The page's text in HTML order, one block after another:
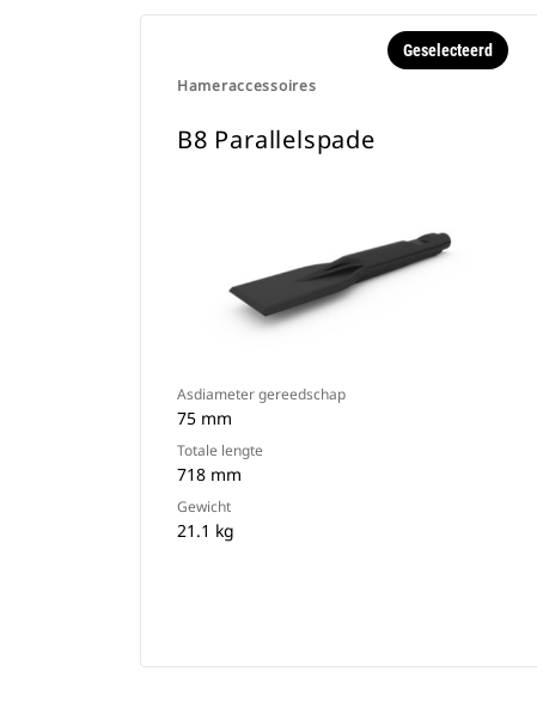
Hameraccessoires
Geselecteerd
B8 Parallelspade
Asdiameter gereedschap
75 mm
Totale lengte
718 mm
Gewicht
21.1 kg